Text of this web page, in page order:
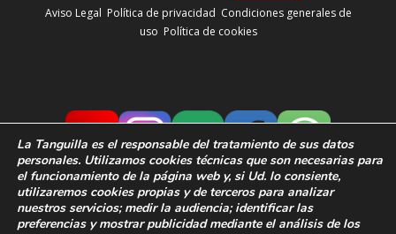
Aviso Legal Política de privacidad Condiciones generales de
uso Política de cookies
La Tanguilla es el responsable del tratamiento de sus datos
personales. Utilizamos cookies técnicas que son necesarias para
el funcionamiento de la página web y, si Ud. lo consiente,
utilizaremos cookies propias y de terceros para analizar
nuestros servicios; medir la audiencia;identificar las
preferencias ymostrar publicidad mediante el análisis de los